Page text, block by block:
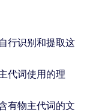
行识别和提取这
代词使用的理
有物主代词的文